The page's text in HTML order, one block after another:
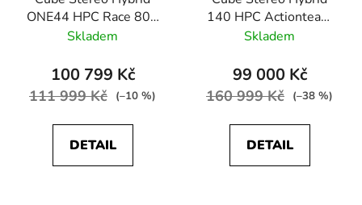
ONE44 HPC Race 800
blackline
Skladem
100 799 Kč
111 999 Kč (–10 %)
DETAIL
140 HPC Actionteam
625; 27.5
Skladem
99 000 Kč
160 999 Kč (–38 %)
DETAIL